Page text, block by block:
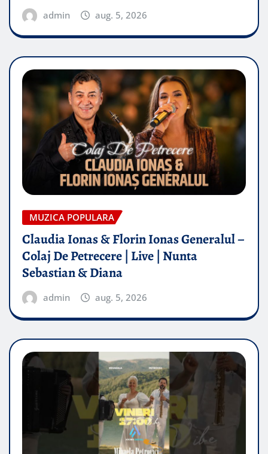
admin aug. 5, 2026
MUZICA POPULARA
Claudia Ionas & Florin Ionas Generalul –
Colaj De Petrecere | Live | Nunta
Sebastian & Diana
admin aug. 5, 2026